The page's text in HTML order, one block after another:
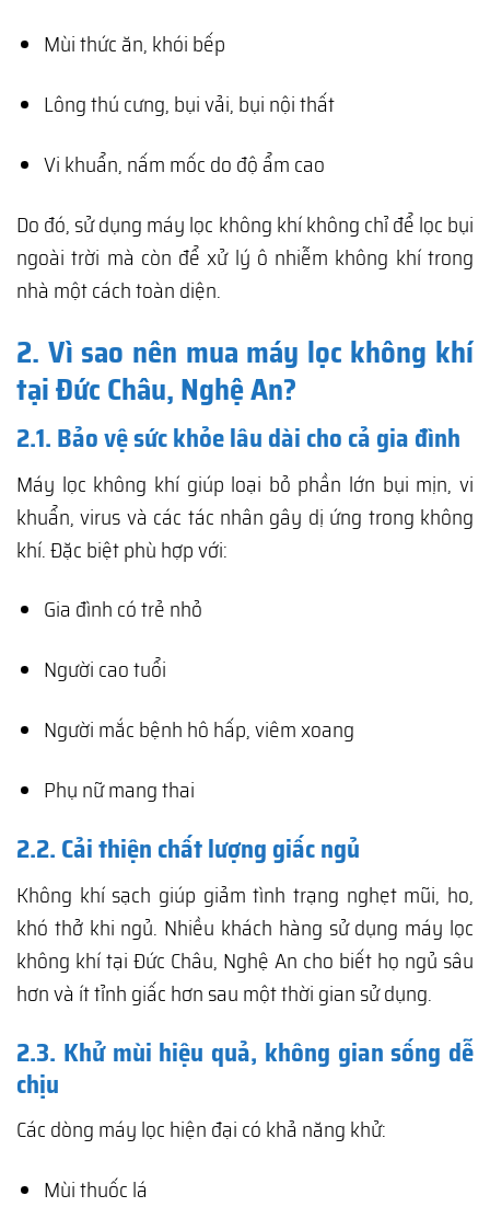
Mùi thức ăn, khói bếp
Lông thú cưng, bụi vải, bụi nội thất
Vi khuẩn, nấm mốc do độ ẩm cao
Do đó, sử dụng máy lọc không khí không chỉ để lọc bụi
ngoài trời mà còn để xử lý ô nhiễm không khí trong
nhà một cách toàn diện.
2. Vì sao nên mua máy lọc không khí
tại Đức Châu, Nghệ An?
2.1. Bảo vệ sức khỏe lâu dài cho cả gia đình
Máy lọc không khí giúp loại bỏ phần lớn bụi mịn, vi
khuẩn, virus và các tác nhân gây dị ứng trong không
khí. Đặc biệt phù hợp với:
Gia đình có trẻ nhỏ
Người cao tuổi
Người mắc bệnh hô hấp, viêm xoang
Phụ nữ mang thai
2.2. Cải thiện chất lượng giấc ngủ
Không khí sạch giúp giảm tình trạng nghẹt mũi, ho,
khó thở khi ngủ. Nhiều khách hàng sử dụng máy lọc
không khí tại Đức Châu, Nghệ An cho biết họ ngủ sâu
hơn và ít tỉnh giấc hơn sau một thời gian sử dụng.
2.3. Khử mùi hiệu quả, không gian sống dễ
chịu
Các dòng máy lọc hiện đại có khả năng khử:
Mùi thuốc lá